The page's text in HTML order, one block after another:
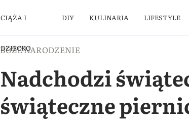
CIĄŻA I
DZIECKO
DIY KULINARIA LIFESTYLE
BOŻE NARODZENIE
Nadchodzi
świąteczne